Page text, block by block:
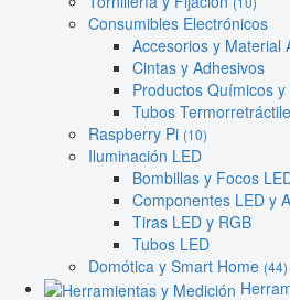
Consumibles Electrónicos
Accesorios y Material
Cintas y Adhesivos
Productos Químicos
Tubos
Raspberry Pi (10)
Iluminación LED
Bombillas y Focos
Componentes LED y
Tiras LED y RGB
Tubos LED
Domótica y Smart Home (44)